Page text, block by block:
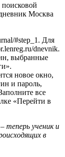
Москва
#step_1 . Для
dnevnik.
выбранные
новое окно,
и пароль,
все
«Перейти в
теперь ученик и
в